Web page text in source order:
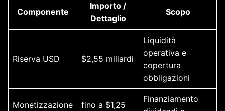
Componente
Importo /
Dettaglio
Scopo
Riserva USD $2,55 miliardi
Liquidità
operativa e
copertura
obbligazioni
Monetizzazione
fino a $1,25
Finanziamento